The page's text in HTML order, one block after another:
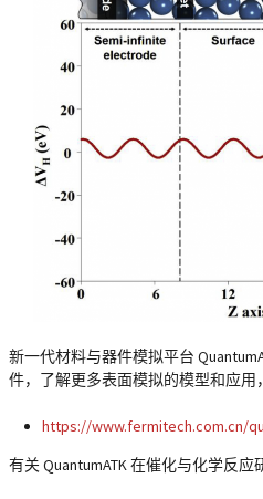
新一代材料与器件模拟平台
件，了解更多表面模拟的模型和应用
https://www.fermitech.com.cn/
有关 QuantumATK 在催化与化学反应